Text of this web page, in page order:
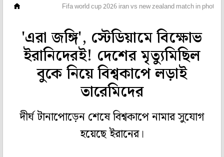
Fifa world cup 2026 iran vs new zealand match in photos
'এরা জঙ্গি', স্টেডিয়ামে বিক্ষোভ
ইরানিদেরই! দেশের মৃত্যুমিছিল
বুকে নিয়ে বিশ্বকাপে লড়াই
তারেমিদের
দীর্ঘ টানাপোড়েন শেষে বিশ্বকাপে নামার সুযোগ
হয়েছে ইরানের।